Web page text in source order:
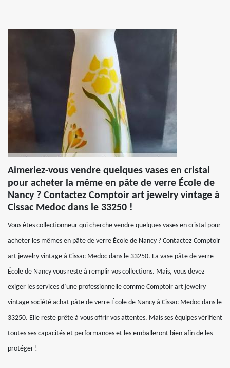
Aimeriez-vous vendre quelques vases en cristal
pour acheter la même en pâte de verre École de
Nancy ? Contactez Comptoir art jewelry vintage à
Cissac Medoc dans le 33250 !
Vous êtes collectionneur qui cherche vendre quelques vases en cristal pour
acheter les mêmes en pâte de verre École de Nancy ? Contactez Comptoir
art jewelry vintage à Cissac Medoc dans le 33250. La vase pâte de verre
École de Nancy vous reste à remplir vos collections. Mais, vous devez
exiger les services d’une professionnelle comme Comptoir art jewelry
vintage société achat pâte de verre École de Nancy à Cissac Medoc dans le
33250. Elle reste prête à vous offrir vos attentes. Mais ses équipes vérifient
toutes ses capacités et performances et les emballeront bien afin de les
protéger !